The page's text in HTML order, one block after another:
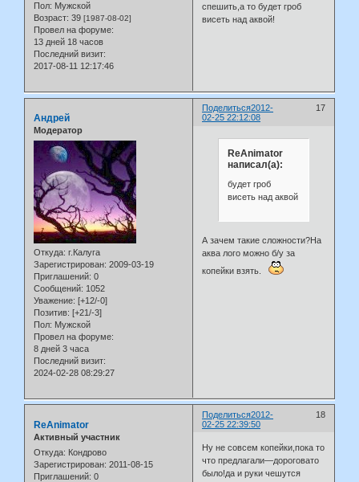
Пол: Мужской
Возраст: 39 [1987-08-02]
Провел на форуме:
13 дней 18 часов
Последний визит:
2017-08-11 12:17:46
спешить,а то будет гроб
висеть над аквой!
Поделиться 17
2012-
02-25 22:12:08
Андрей
Модератор
Откуда: г.Калуга
Зарегистрирован: 2009-03-19
Приглашений: 0
Сообщений: 1052
Уважение: [+12/-0]
Позитив: [+21/-3]
Пол: Мужской
Провел на форуме:
8 дней 3 часа
Последний визит:
2024-02-28 08:29:27
ReAnimator
написал(а):
будет гроб
висеть над аквой
А зачем такие сложности?На
аква лого можно б/у за
копейки взять.
Поделиться 18
2012-
02-25 22:39:50
ReAnimator
Активный участник
Откуда: Кондрово
Зарегистрирован: 2011-08-15
Приглашений: 0
Ну не совсем копейки,пока то
что предлагали—дороговато
было!да и руки чешутся